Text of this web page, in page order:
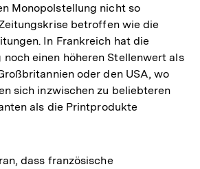
Monopolstellung nicht so
betroffen wie die
In Frankreich hat die
einen höheren Stellenwert als
oder den USA, wo
sich inzwischen zu beliebteren
als die Printprodukte
dass französische